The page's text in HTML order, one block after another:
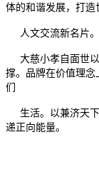
体的和谐发展，打造
人文交流新名片。
大慈小孝自面世以
撑。品牌在价值理念
们
生活。以兼济天下
递正向能量。